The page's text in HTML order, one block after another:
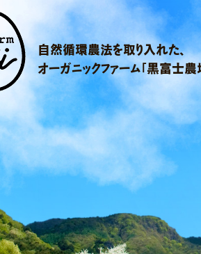
自然循環農法を取り入れた、
オーガニックファーム「黒富士農